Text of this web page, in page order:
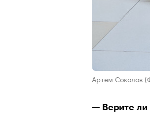
Артем Соколов
— Верите ли